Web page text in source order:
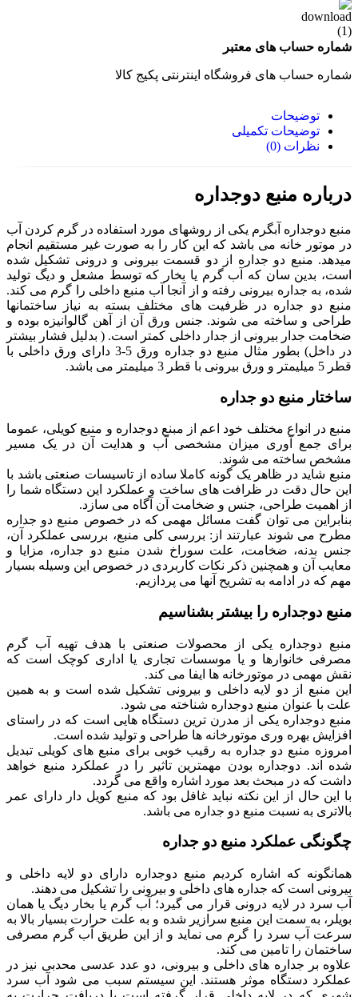
شماره حساب های معتبر
شماره حساب های فروشگاه اینترنتی پکیج کالا
توضیحات
توضیحات تکمیلی
نظرات (0)
درباره منبع دوجداره
منبع دوجداره آبگرم یکی از روشهای مورد استفاده در گرم کردن آب
در موتور خانه می باشد که این کار را به صورت غیر مستقیم انجام
میدهد. منبع دو جداره از دو قسمت بیرونی و درونی تشکیل شده
است، بدین سان که آب گرم یا بخار که توسط مشعل و دیگ تولید
شده، به جداره بیرونی رفته و از آنجا آب منبع داخلی را گرم می کند.
منبع دو جداره در ظرفیت های مختلف بسته به نیاز ساختمانها
طراحی و ساخته می شوند. جنس ورق آن از آهن گالوانیزه بوده و
ضخامت جدار بیرونی از جدار داخلی کمتر است. ( بدلیل فشار بیشتر
در داخل) بطور مثال منبع دو جداره ورق 5-3 دارای ورق داخلی با
قطر 5 میلیمتر و ورق بیرونی با قطر 3 میلیمتر می باشد.
ساختار منبع دو جداره
منبع در انواع مختلف خود اعم از مبنع دوجداره و منبع کویلی، عموما
برای جمع آوری میزان مشخصی آب و هدایت آن در یک مسیر
مشخص ساخته می شوند.
منبع شاید در ظاهر یک گونه کاملا ساده از تاسیسات صنعتی باشد با
این حال دقت در ظرافت های ساخت و عملکرد این دستگاه شما را
از اهمیت طراحی، جنس و ضخامت آن آگاه می سازد.
بنابراین می توان گفت مسائل مهمی که در خصوص منبع دو جداره
مطرح می شوند عبارتند از: بررسی کلی منبع، بررسی عملکرد آن،
جنس بدنه، ضخامت، علت سوراخ شدن منبع دو جداره، مزایا و
معایب آن و همچنین ذکر نکات کاربردی در خصوص این وسیله بسیار
مهم که در ادامه به تشریح آنها می پردازیم.
منبع دوجداره را بیشتر بشناسیم
منبع دوجداره یکی از محصولات صنعتی با هدف تهیه آب گرم
مصرفی خانوارها و یا موسسات تجاری یا اداری کوچک است که
نقش مهمی در موتورخانه ها ایفا می کند.
این منبع از دو لایه داخلی و بیرونی تشکیل شده است و به همین
علت با عنوان منبع دوجداره شناخته می شود.
منبع دوجداره یکی از مدرن ترین دستگاه هایی است که در راستای
افزایش بهره وری موتورخانه ها طراحی و تولید شده است.
امروزه منبع دو جداره به رقیب خوبی برای منبع های کویلی تبدیل
شده اند. دوجداره بودن مهمترین تاثیر را در عملکرد منبع خواهد
داشت که در مبحث بعد مورد اشاره واقع می گردد.
با این حال از این نکته نباید غافل بود که منبع کویل دار دارای عمر
بالاتری به نسبت منبع دو جداره می باشد.
چگونگی عملکرد منبع دو جداره
همانگونه که اشاره کردیم منبع دوجداره دارای دو لایه داخلی و
بیرونی است که جداره های داخلی و بیرونی را تشکیل می دهند.
آب سرد در لایه درونی قرار می گیرد؛ آب گرم یا بخار دیگ یا همان
بویلر، به سمت این منبع سرازیر شده و به علت حرارت بسیار بالا به
سرعت آب سرد را گرم می نماید و از این طریق آب گرم مصرفی
ساختمان را تامین می کند.
علاوه بر جداره های داخلی و بیرونی، دو عدد عدسی محدبی نیز در
عملکرد دستگاه موثر هستند. این سیستم سبب می شود آب سرد